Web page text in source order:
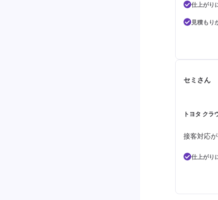
仕上がり
見積もり
セミさん
トヨタ クラ
接客対応
仕上がり